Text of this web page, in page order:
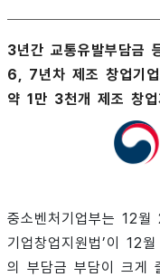
3년간 교통유발부담금
6, 7년차 제조 창업기
약 1만 3천개 제조 창
중소벤처기업부는 12
기업창업지원법’이 12
의 부담금 부담이 크게